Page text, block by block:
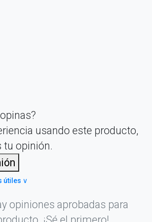
usando este producto,
opinión.
útiles ∨
opiniones aprobadas para